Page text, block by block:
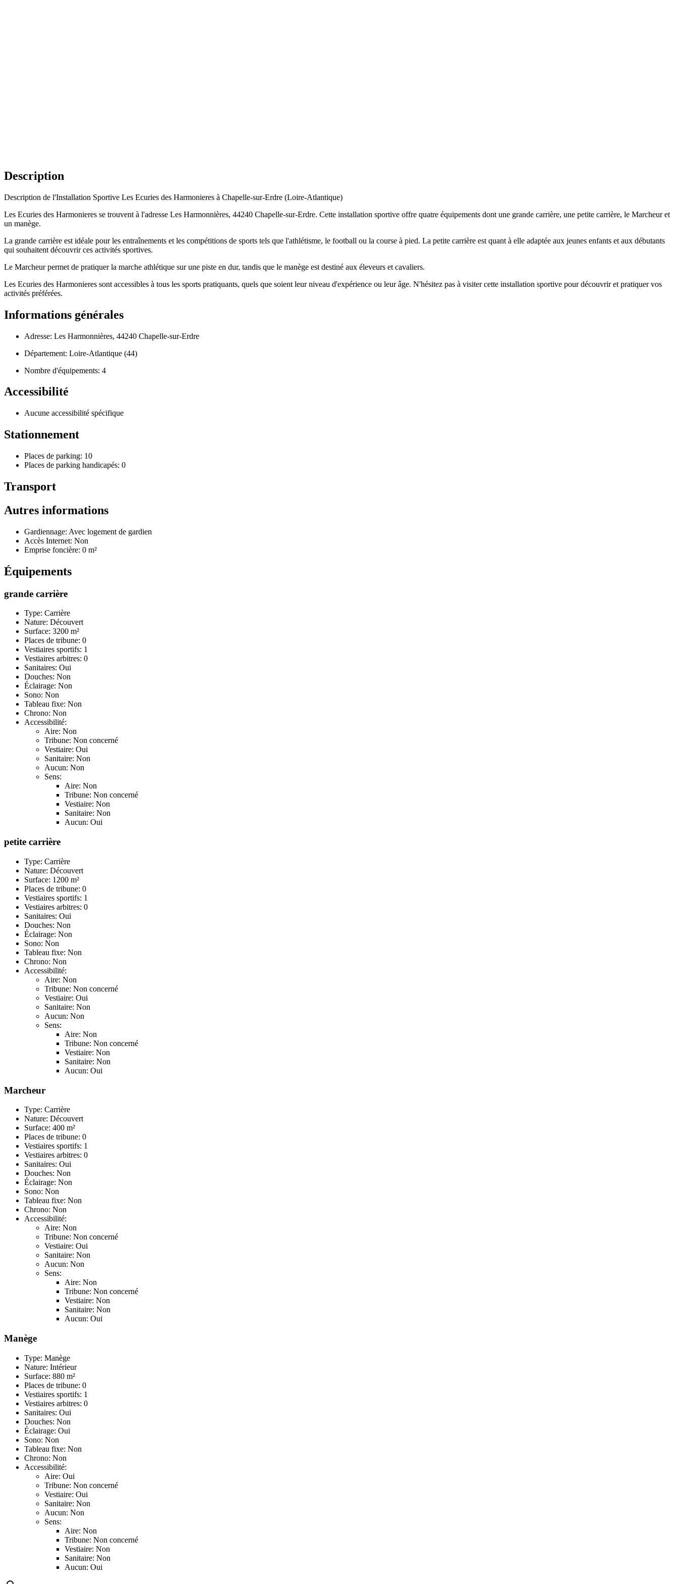
Description
Description de l'Installation Sportive Les Ecuries des Harmonieres à Chapelle-sur-Erdre (Loire-Atlantique)
Les Ecuries des Harmonieres se trouvent à l'adresse Les Harmonnières, 44240 Chapelle-sur-Erdre. Cette installation sportive offre quatre équipements dont une grande carrière, une petite carrière, le Marcheur et
un manège.
La grande carrière est idéale pour les entraînements et les compétitions de sports tels que l'athlétisme, le football ou la course à pied. La petite carrière est quant à elle adaptée aux jeunes enfants et aux débutants
qui souhaitent découvrir ces activités sportives.
Le Marcheur permet de pratiquer la marche athlétique sur une piste en dur, tandis que le manège est destiné aux éleveurs et cavaliers.
Les Ecuries des Harmonieres sont accessibles à tous les sports pratiquants, quels que soient leur niveau d'expérience ou leur âge. N'hésitez pas à visiter cette installation sportive pour découvrir et pratiquer vos
activités préférées.
Informations générales
Adresse: Les Harmonnières, 44240 Chapelle-sur-Erdre
Département: Loire-Atlantique (44)
Nombre d'équipements: 4
Accessibilité
Aucune accessibilité spécifique
Stationnement
Places de parking: 10
Places de parking handicapés: 0
Transport
Autres informations
Gardiennage: Avec logement de gardien
Accès Internet: Non
Emprise foncière: 0 m²
Équipements
grande carrière
Type: Carrière
Nature: Découvert
Surface: 3200 m²
Places de tribune: 0
Vestiaires sportifs: 1
Vestiaires arbitres: 0
Sanitaires: Oui
Douches: Non
Éclairage: Non
Sono: Non
Tableau fixe: Non
Chrono: Non
Accessibilité:
Aire: Non
Tribune: Non concerné
Vestiaire: Oui
Sanitaire: Non
Aucun: Non
Sens:
Aire: Non
Tribune: Non concerné
Vestiaire: Non
Sanitaire: Non
Aucun: Oui
petite carrière
Type: Carrière
Nature: Découvert
Surface: 1200 m²
Places de tribune: 0
Vestiaires sportifs: 1
Vestiaires arbitres: 0
Sanitaires: Oui
Douches: Non
Éclairage: Non
Sono: Non
Tableau fixe: Non
Chrono: Non
Accessibilité:
Aire: Non
Tribune: Non concerné
Vestiaire: Oui
Sanitaire: Non
Aucun: Non
Sens:
Aire: Non
Tribune: Non concerné
Vestiaire: Non
Sanitaire: Non
Aucun: Oui
Marcheur
Type: Carrière
Nature: Découvert
Surface: 400 m²
Places de tribune: 0
Vestiaires sportifs: 1
Vestiaires arbitres: 0
Sanitaires: Oui
Douches: Non
Éclairage: Non
Sono: Non
Tableau fixe: Non
Chrono: Non
Accessibilité:
Aire: Non
Tribune: Non concerné
Vestiaire: Oui
Sanitaire: Non
Aucun: Non
Sens:
Aire: Non
Tribune: Non concerné
Vestiaire: Non
Sanitaire: Non
Aucun: Oui
Manège
Type: Manège
Nature: Intérieur
Surface: 880 m²
Places de tribune: 0
Vestiaires sportifs: 1
Vestiaires arbitres: 0
Sanitaires: Oui
Douches: Non
Éclairage: Oui
Sono: Non
Tableau fixe: Non
Chrono: Non
Accessibilité:
Aire: Oui
Tribune: Non concerné
Vestiaire: Oui
Sanitaire: Non
Aucun: Non
Sens:
Aire: Non
Tribune: Non concerné
Vestiaire: Non
Sanitaire: Non
Aucun: Oui